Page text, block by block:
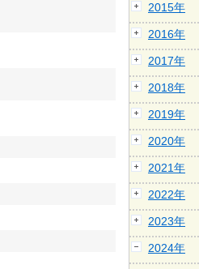
2015年
2016年
2017年
2018年
2019年
2020年
2021年
2022年
2023年
2024年